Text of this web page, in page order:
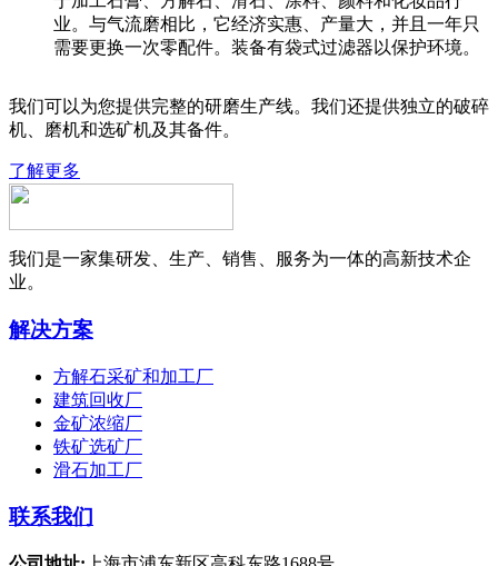
业。与气流磨相比，它经济实惠、产量大，并且一年只
需要更换一次零配件。装备有袋式过滤器以保护环境。
我们可以为您提供完整的研磨生产线。我们还提供独立的破碎
机、磨机和选矿机及其备件。
了解更多
我们是一家集研发、生产、销售、服务为一体的高新技术企
业。
解决方案
方解石采矿和加工厂
建筑回收厂
金矿浓缩厂
铁矿选矿厂
滑石加工厂
联系我们